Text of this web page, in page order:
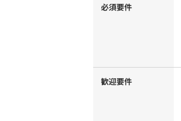
必須要件
歓迎要件